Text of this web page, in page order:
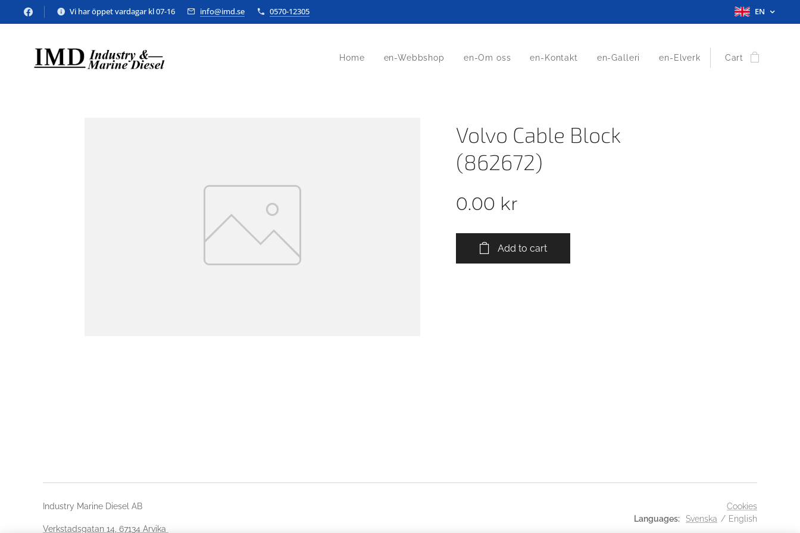
Vi har öppet vardagar kl 07-16 info@imd.se 0570-12305 EN
Home en-Webbshop en-Om oss en-Kontakt en-Galleri en-Elverk Cart
Volvo Cable Block
(862672)
0.00 kr
Add to cart
Industry Marine Diesel AB
Verkstadsgatan 14, 67134 Arvika
Cookies
Languages
Svenska English